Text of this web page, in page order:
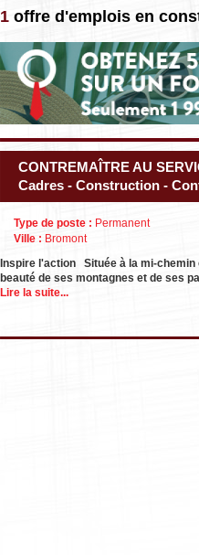
1 offre d'emplois en
CONTREMAÎTRE AU
Cadres - Construction -
Type de poste : Permanent
Ville : Bromont
Inspire l'action Située à la mi-chemin
beauté de ses montagnes et de ses
Lire la suite...